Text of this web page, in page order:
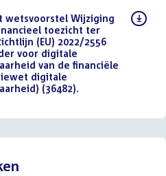
wetsvoorstel Wijziging
toezicht ter
(EU) 2022/2556
voor digitale
van de financiële
digitale
(36482).